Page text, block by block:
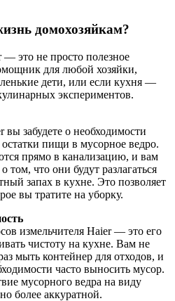
домохозяйкам?
— это не просто полезное
для любой хозяйки,
дети, или если кухня —
экспериментов.
вы забудете о необходимости
пищи в мусорное ведро.
прямо в канализацию, и вам
том, что они будут разлагаться
запах в кухне. Это позволяет
вы тратите на уборку.
измельчителя Haier — это его
чистоту на кухне. Вам не
мыть контейнер для отходов, и
часто выносить мусор.
мусорного ведра на виду
более аккуратной.